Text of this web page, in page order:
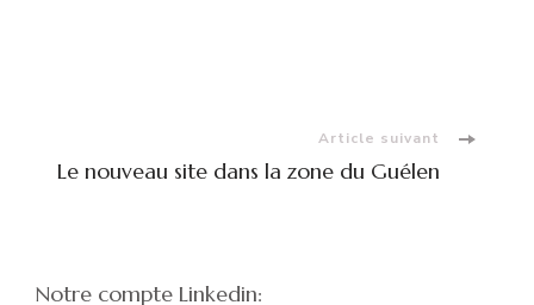
d'article
Article suivant
Le nouveau site dans la zone du Guélen
Notre compte Linkedin: